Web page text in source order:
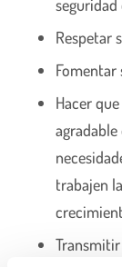
Respetar
Fomentar
Hacer
trabajen